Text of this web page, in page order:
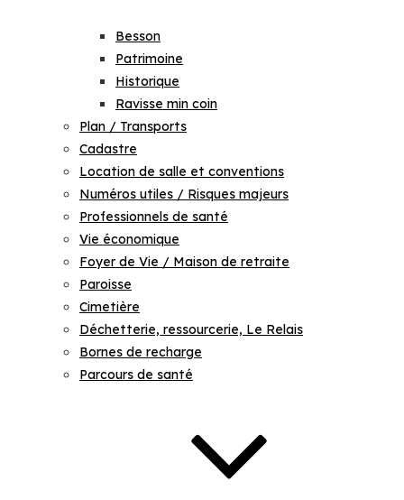
Besson
Patrimoine
Historique
Ravisse min coin
Plan / Transports
Cadastre
Location de salle et conventions
Numéros utiles / Risques majeurs
Professionnels de santé
Vie économique
Foyer de Vie / Maison de retraite
Paroisse
Cimetière
Déchetterie, ressourcerie, Le Relais
Bornes de recharge
Parcours de santé